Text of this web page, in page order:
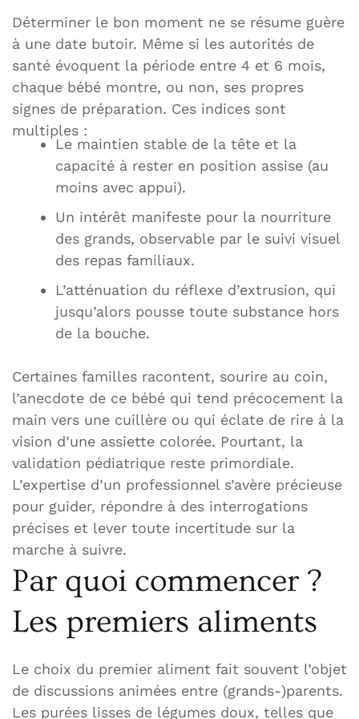
Déterminer le bon moment ne se résume guère
à une date butoir. Même si les autorités de
santé évoquent la période entre 4 et 6 mois,
chaque bébé montre, ou non, ses propres
signes de préparation. Ces indices sont
multiples :
Le maintien stable de la tête et la
capacité à rester en position assise (au
moins avec appui).
Un intérêt manifeste pour la nourriture
des grands, observable par le suivi visuel
des repas familiaux.
L’atténuation du réflexe d’extrusion, qui
jusqu’alors pousse toute substance hors
de la bouche.
Certaines familles racontent, sourire au coin,
l’anecdote de ce bébé qui tend précocement la
main vers une cuillère ou qui éclate de rire à la
vision d’une assiette colorée. Pourtant, la
validation pédiatrique reste primordiale.
L’expertise d’un professionnel s’avère précieuse
pour guider, répondre à des interrogations
précises et lever toute incertitude sur la
marche à suivre.
Par quoi commencer ?
Les premiers aliments
Le choix du premier aliment fait souvent l’objet
de discussions animées entre (grands-)parents.
Les purées lisses de légumes doux, telles que